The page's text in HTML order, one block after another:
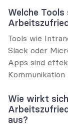
Welche
Tools wie
Slack oder
Apps sind
Wie wirkt
aus?